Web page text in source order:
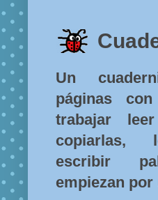
Un
páginas
trabajar
copiarlas,
escribir
empiezan por